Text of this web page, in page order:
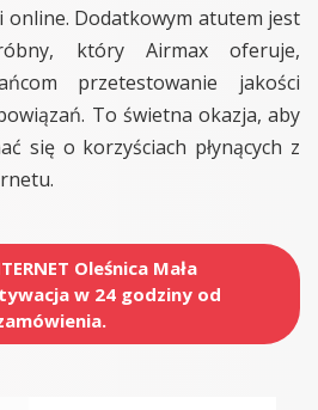
Dodatkowym atutem jest
który Airmax oferuje,
przetestowanie jakości
To świetna okazja, aby
się o korzyściach płynących z
Oleśnica Mała
w 24 godziny od